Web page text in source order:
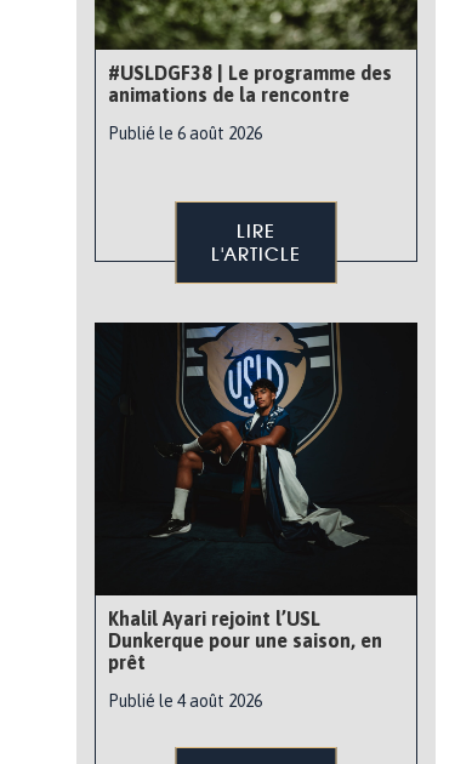
#USLDGF38 | Le programme des
animations de la rencontre
Publié le 6 août 2026
LIRE
L'ARTICLE
Khalil Ayari rejoint l’USL
Dunkerque pour une saison, en
prêt
Publié le 4 août 2026